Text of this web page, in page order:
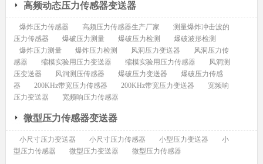
高频动态压力传感器变送器
爆炸压力传感器 高频压力传感器生产厂家
测量爆炸冲击波的
压力传感器
爆破压力测量 爆破压力检测
爆破波形检测
爆炸压力测量
爆炸压力检测 风洞压力变送器
风洞压力传
感器
缩模实验用压力变送器 缩模实验用压力传感器
风洞测
压变送器
风洞测压传感器 爆破压力变送器
爆破压力传感
器
200KHz带宽压力传感器 200KHz带宽压力变送器
宽频响
压力变送器
宽频响压力传感器
微型压力传感器变送器
小尺寸压力变送器 小尺寸压力传感器 小型压力变送器
小
型压力传感器
微型压力变送器 微型压力传感器